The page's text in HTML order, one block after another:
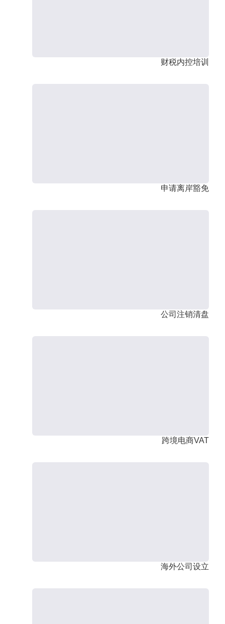
财税内控培训
申请离岸豁免
公司注销清盘
跨境电商VAT
海外公司设立